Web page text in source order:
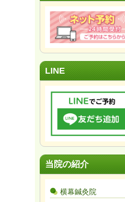
LINE
当院の紹介
横幕鍼灸院